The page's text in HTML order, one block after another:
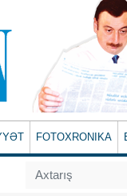
FOTOXRONIKA